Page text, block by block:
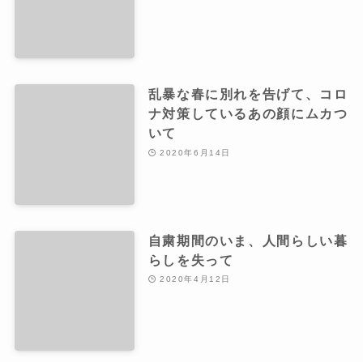
乱暴な春に別れを告げて、コロ
ナ対策しているあの顔にムカつ
いて
2020年6月14日
自粛期間のいま、人間らしい暮
らしを失って
2020年4月12日